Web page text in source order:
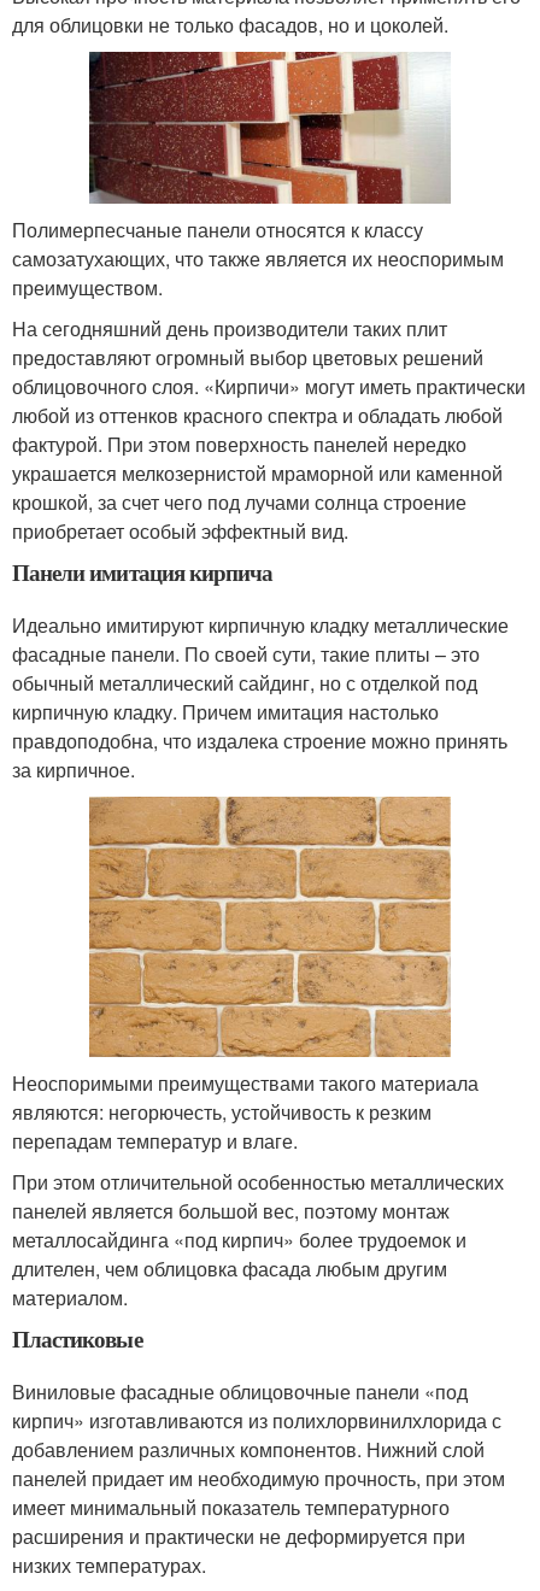
для облицовки не только фасадов, но и цоколей.
Полимерпесчаные панели относятся к классу
самозатухающих, что также является их неоспоримым
преимуществом.
На сегодняшний день производители таких плит
предоставляют огромный выбор цветовых решений
облицовочного слоя. «Кирпичи» могут иметь практически
любой из оттенков красного спектра и обладать любой
фактурой. При этом поверхность панелей нередко
украшается мелкозернистой мраморной или каменной
крошкой, за счет чего под лучами солнца строение
приобретает особый эффектный вид.
Панели имитация кирпича
Идеально имитируют кирпичную кладку металлические
фасадные панели. По своей сути, такие плиты – это
обычный металлический сайдинг, но с отделкой под
кирпичную кладку. Причем имитация настолько
правдоподобна, что издалека строение можно принять
за кирпичное.
Неоспоримыми преимуществами такого материала
являются: негорючесть, устойчивость к резким
перепадам температур и влаге.
При этом отличительной особенностью металлических
панелей является большой вес, поэтому монтаж
металлосайдинга «под кирпич» более трудоемок и
длителен, чем облицовка фасада любым другим
материалом.
Пластиковые
Виниловые фасадные облицовочные панели «под
кирпич» изготавливаются из полихлорвинилхлорида с
добавлением различных компонентов. Нижний слой
панелей придает им необходимую прочность, при этом
имеет минимальный показатель температурного
расширения и практически не деформируется при
низких температурах.